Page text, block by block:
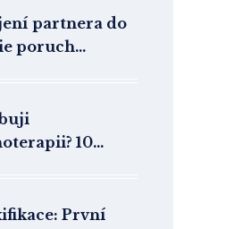
partnera do
poruch
10
První